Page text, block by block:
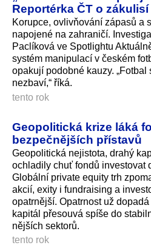
Reportérka ČT o
Korupce, ovlivňování zápasů a
napojené na zahraničí.
Paclíková ve Spotlightu
systém manipulací v českém
opakují podobné kauzy.
nezbaví,“ říká.
tento rok
Geopolitická krize láká
bezpečnějších přístavů
Geopolitická nejistota, drahý
ochladily chuť fondů investovat
Globální private equity trh
akcií, exity i fundraising a
opatrnější. Opatrnost už
kapitál přesouvá spíše do
nějších sektorů.
tento rok